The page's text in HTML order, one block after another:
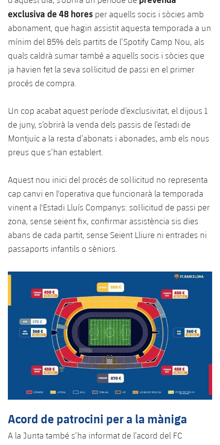
exclusiva de 48 hores per aquells socis i sòcies amb
abonament, que hagin assistit aquesta temporada a un
mínim del 85% dels partits de l’Spotify Camp Nou, als
quals caldrà sumar també a aquells socis i sòcies que
ja havien fet la seva sol·licitud de passi en el primer
procés de compra.
Un cop acabat aquest període d’exclusivitat, el dijous 1
de juny, s’obrirà la venda dels passis de l’estadi de
Montjuïc a la resta d’abonats i abonades, amb els nous
preus que s’han establert.
Aquest nou inici del procés de sol·licitud no representa
cap canvi en l'operativa que funcionarà la temporada
vinent a l'Estadi Lluís Companys: sol·licitud de passi per
zona, sense seient fix, confirmar assistència sis dies
abans de cada partit, sense Seient Lliure ni entrades ni
passaports infantils o sèniors.
Acord de patrocini per a la màniga
A la Junta també s’ha informat de l’acord del FC